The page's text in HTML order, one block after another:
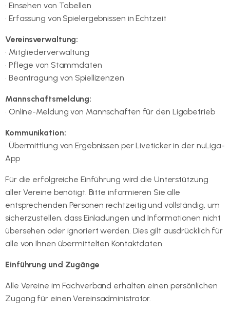
• Einsehen von Tabellen
• Erfassung von Spielergebnissen in Echtzeit
Vereinsverwaltung:
• Mitgliederverwaltung
• Pflege von Stammdaten
• Beantragung von Spiellizenzen
Mannschaftsmeldung:
• Online-Meldung von Mannschaften für den Ligabetrieb
Kommunikation:
• Übermittlung von Ergebnissen per Liveticker in der nuLiga-
App
Für die erfolgreiche Einführung wird die Unterstützung
aller Vereine benötigt. Bitte informieren Sie alle
entsprechenden Personen rechtzeitig und vollständig, um
sicherzustellen, dass Einladungen und Informationen nicht
übersehen oder ignoriert werden. Dies gilt ausdrücklich für
alle von Ihnen übermittelten Kontaktdaten.
Einführung und Zugänge
Alle Vereine im Fachverband erhalten einen persönlichen
Zugang für einen Vereinsadministrator.